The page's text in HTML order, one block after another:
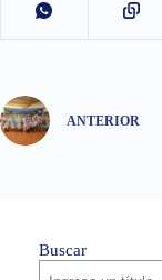
ANTERIOR
Buscar